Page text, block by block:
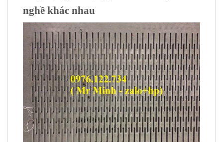
nghề khác nhau